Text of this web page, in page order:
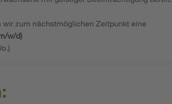
wir zum nächstmöglichen Zeitpunkt eine
w/d)